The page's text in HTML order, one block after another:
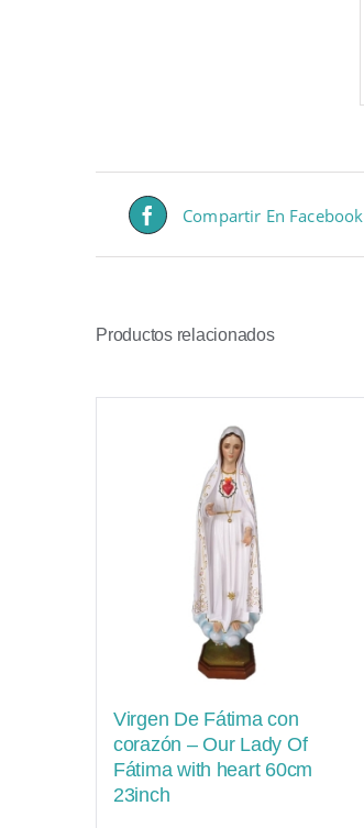
Compartir En Facebook
Productos relacionados
Virgen De Fátima con
corazón – Our Lady Of
Fátima with heart 60cm
23inch